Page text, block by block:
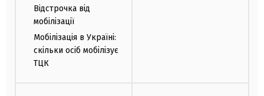
Відстрочка від
мобілізації
Мобілізація в Україні:
скільки осіб мобілізує
ТЦК